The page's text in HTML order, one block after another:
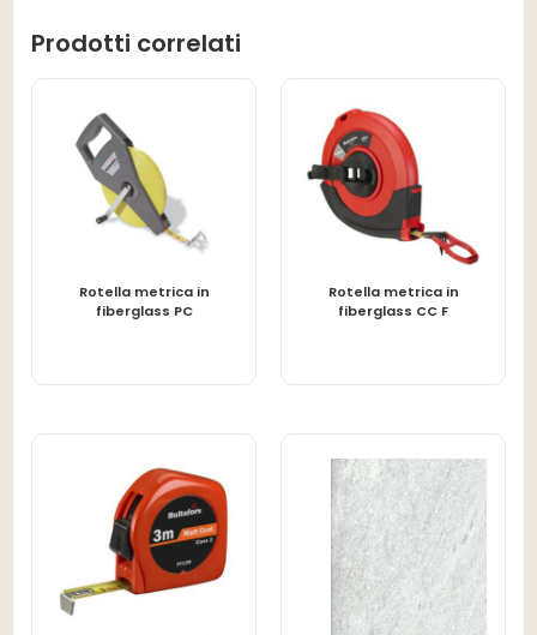
Prodotti correlati
LEGGI TUTTO
Rotella metrica in
fiberglass PC
LEGGI TUTTO
Rotella metrica in
fiberglass CC F